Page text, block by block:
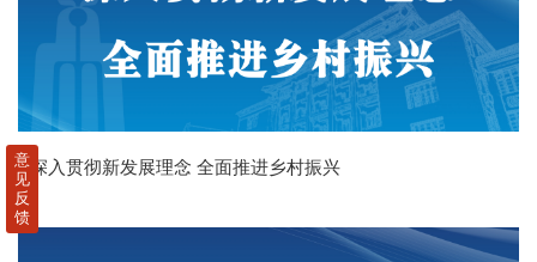
深入贯彻新发展理念 全面推进乡村振兴
意
见
反
馈